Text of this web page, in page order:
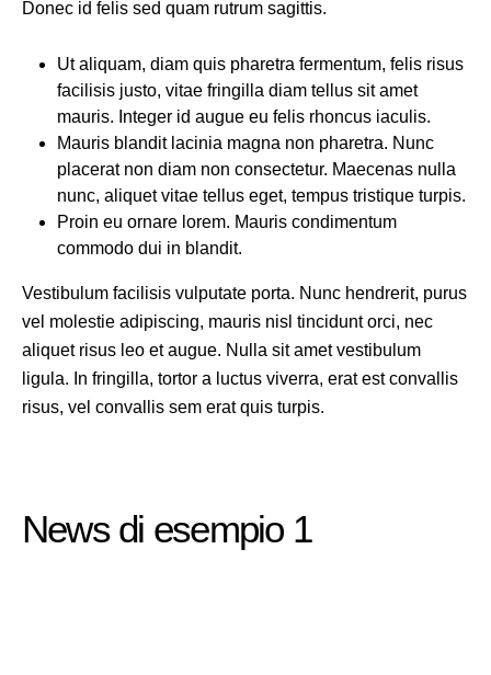
Donec id felis sed quam rutrum sagittis.
Ut aliquam, diam quis pharetra fermentum, felis risus
facilisis justo, vitae fringilla diam tellus sit amet
mauris. Integer id augue eu felis rhoncus iaculis.
Mauris blandit lacinia magna non pharetra. Nunc
placerat non diam non consectetur. Maecenas nulla
nunc, aliquet vitae tellus eget, tempus tristique turpis.
Proin eu ornare lorem. Mauris condimentum
commodo dui in blandit.
Vestibulum facilisis vulputate porta. Nunc hendrerit, purus
vel molestie adipiscing, mauris nisl tincidunt orci, nec
aliquet risus leo et augue. Nulla sit amet vestibulum
ligula. In fringilla, tortor a luctus viverra, erat est convallis
risus, vel convallis sem erat quis turpis.
News di esempio 1